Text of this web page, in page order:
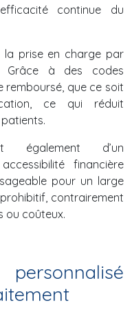
continue du
prise en charge par
Grâce à des codes
remboursé, que ce soit
ce qui réduit
également d’un
financière
pour un large
contrairement
ou coûteux.